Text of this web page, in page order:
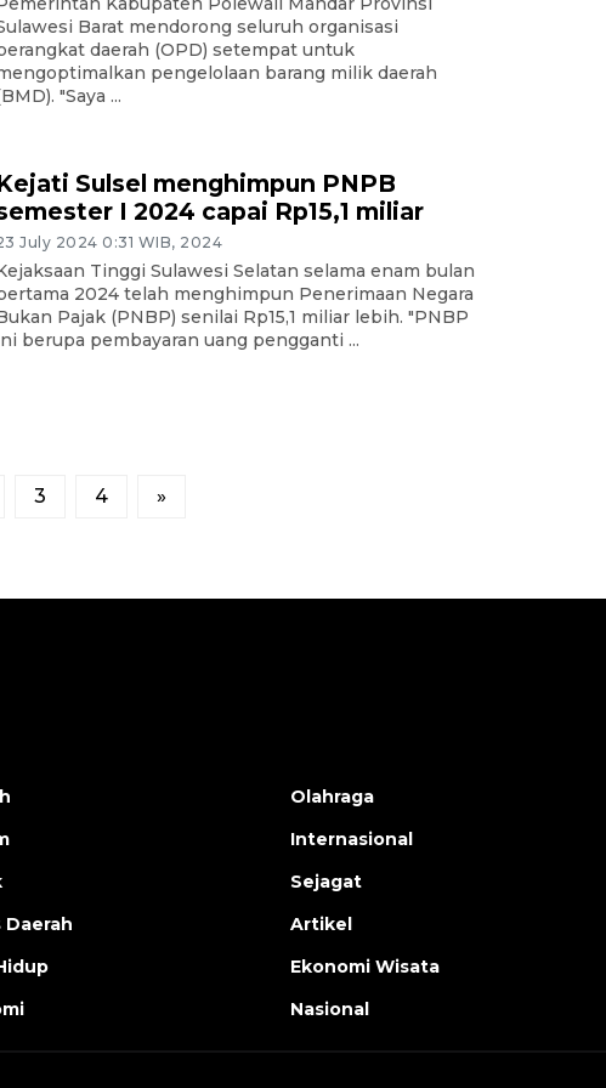
Barat mendorong seluruh organisasi
daerah (OPD) setempat untuk
pengelolaan barang milik daerah
"Saya ...
Sulsel menghimpun PNPB
I 2024 capai Rp15,1 miliar
July 2024 0:31 WIB, 2024
Tinggi Sulawesi Selatan selama enam bulan
2024 telah menghimpun Penerimaan Negara
Pajak (PNBP) senilai Rp15,1 miliar lebih. "PNBP
berupa pembayaran uang pengganti ...
3 4 »
Olahraga
Internasional
Sejagat
Artikel
Ekonomi Wisata
Nasional